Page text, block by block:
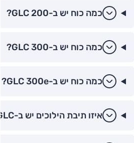
כמה כוח יש ב-GLC 200?
כמה כוח יש ב-GLC 300?
כמה כוח יש ב-GLC 300e?
איזו תיבת הילוכים יש ב-GLC?